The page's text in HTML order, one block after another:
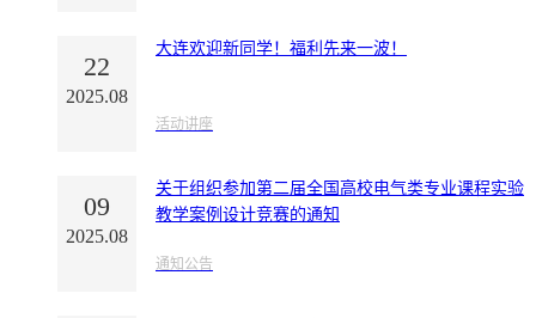
22
2025.08
大连欢迎新同学！福利先来一波！
活动讲座
09
2025.08
关于组织参加第二届全国高校电气类专业课程实验
教学案例设计竞赛的通知
通知公告